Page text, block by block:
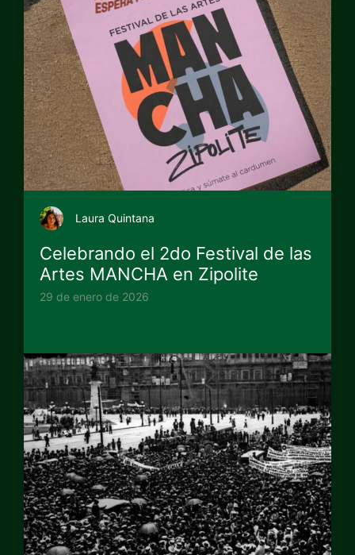
Laura Quintana
Celebrando el 2do Festival de las
Artes MANCHA en Zipolite
29 de enero de 2026